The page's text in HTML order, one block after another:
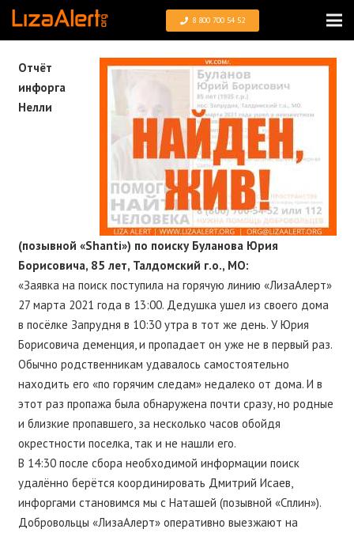
8 800 700 54 52
Отчëт
инфорга
Нелли
(позывной «Shanti») по поиску Буланова Юрия
Борисовича, 85 лет, Талдомский г.о., МО:
«Заявка на поиск поступила на горячую линию «ЛизаАлерт»
27 марта 2021 года в 13:00. Дедушка ушел из своего дома
в посёлке Запрудня в 10:30 утра в тот же день. У Юрия
Борисовича деменция, и пропадает он уже не в первый раз.
Обычно родственникам удавалось самостоятельно
находить его «по горячим следам» недалеко от дома. И в
этот раз пропажа была обнаружена почти сразу, но родные
и близкие пропавшего, за несколько часов обойдя
окрестности поселка, так и не нашли его.
В 14:30 после сбора необходимой информации поиск
удалённо берётся координировать Дмитрий Исаев,
инфоргами становимся мы с Наташей (позывной «Сплин»).
Добровольцы «ЛизаАлерт» оперативно выезжают на